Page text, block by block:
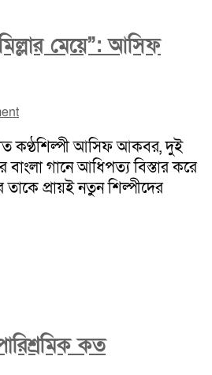
মেয়ে”: আসিফ
কণ্ঠশিল্পী আসিফ আকবর, দুই
গানে আধিপত্য বিস্তার করে
তাকে প্রায়ই নতুন শিল্পীদের
কত